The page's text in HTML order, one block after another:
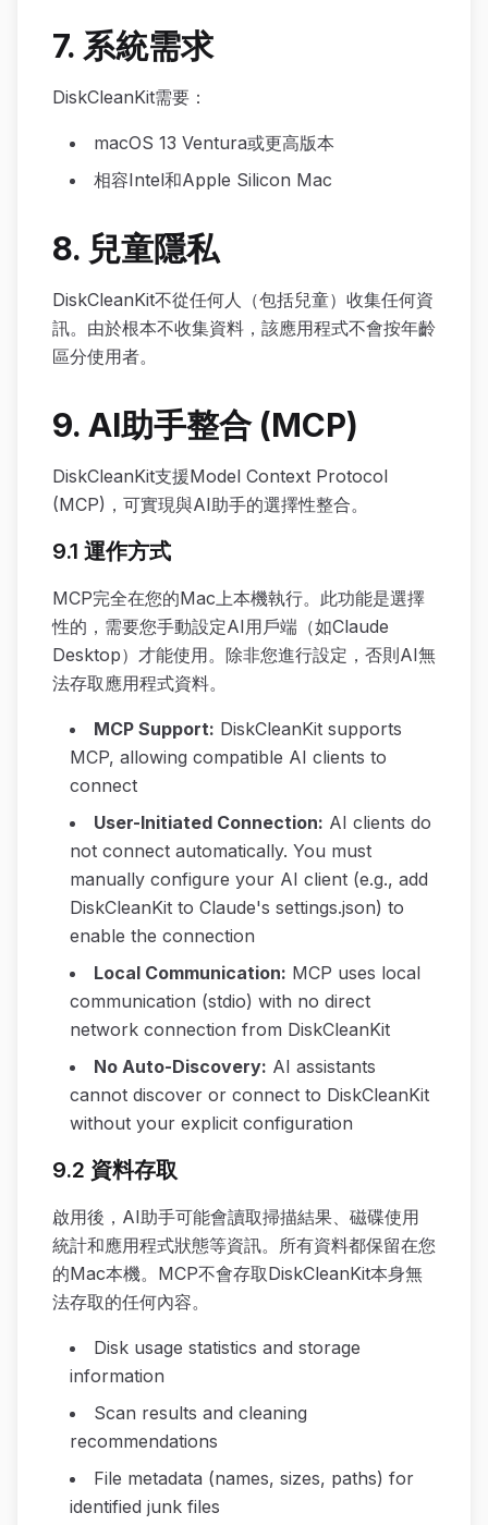
7. 系統需求
DiskCleanKit需要：
macOS 13 Ventura或更高版本
相容Intel和Apple Silicon Mac
8. 兒童隱私
DiskCleanKit不從任何人（包括兒童）收集任何資
訊。由於根本不收集資料，該應用程式不會按年齡
區分使用者。
9. AI助手整合 (MCP)
DiskCleanKit支援Model Context Protocol
(MCP)，可實現與AI助手的選擇性整合。
9.1 運作方式
MCP完全在您的Mac上本機執行。此功能是選擇
性的，需要您手動設定AI用戶端（如Claude
Desktop）才能使用。除非您進行設定，否則AI無
法存取應用程式資料。
MCP Support: DiskCleanKit supports
MCP, allowing compatible AI clients to
connect
User-Initiated Connection: AI clients do
not connect automatically. You must
manually configure your AI client (e.g., add
DiskCleanKit to Claude's settings.json) to
enable the connection
Local Communication: MCP uses local
communication (stdio) with no direct
network connection from DiskCleanKit
No Auto-Discovery: AI assistants
cannot discover or connect to DiskCleanKit
without your explicit configuration
9.2 資料存取
啟用後，AI助手可能會讀取掃描結果、磁碟使用
統計和應用程式狀態等資訊。所有資料都保留在您
的Mac本機。MCP不會存取DiskCleanKit本身無
法存取的任何內容。
Disk usage statistics and storage
information
Scan results and cleaning
recommendations
File metadata (names, sizes, paths) for
identified junk files